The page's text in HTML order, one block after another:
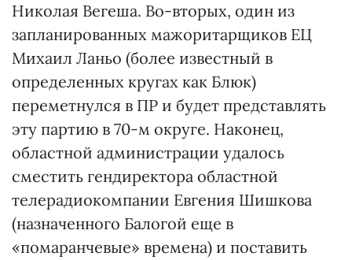
Николая Вегеша. Во-вторых, один из
запланированных мажоритарщиков ЕЦ
Михаил Ланьо (более известный в
определенных кругах как Блюк)
переметнулся в ПР и будет представлять
эту партию в 70-м округе. Наконец,
областной администрации удалось
сместить гендиректора областной
телерадиокомпании Евгения Шишкова
(назначенного Балогой еще в
«помаранчевые» времена) и поставить